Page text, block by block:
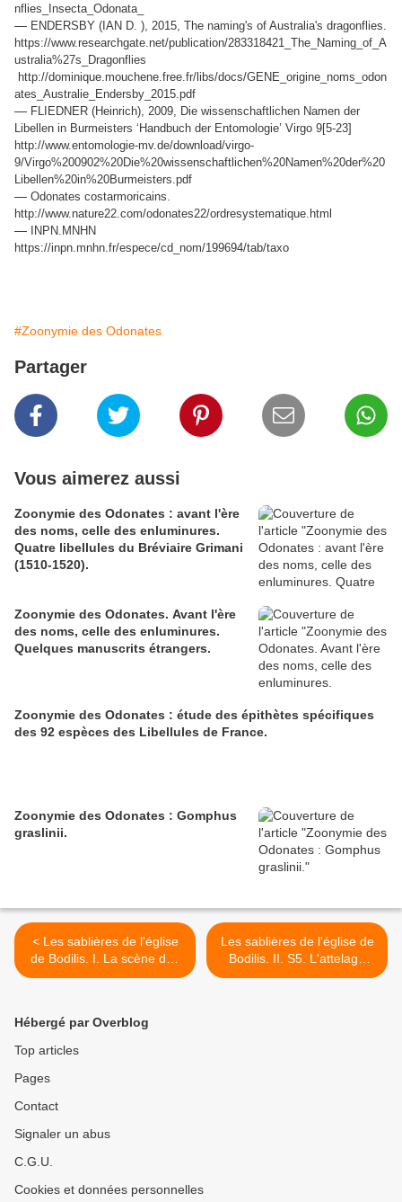
nflies_Insecta_Odonata_
— ENDERSBY (IAN D. ), 2015, The naming's of Australia's dragonflies.
https://www.researchgate.net/publication/283318421_The_Naming_of_A
ustralia%27s_Dragonflies
http://dominique.mouchene.free.fr/libs/docs/GENE_origine_noms_odon
ates_Australie_Endersby_2015.pdf
— FLIEDNER (Heinrich), 2009, Die wissenschaftlichen Namen der
Libellen in Burmeisters ‘Handbuch der Entomologie’ Virgo 9[5-23]
http://www.entomologie-mv.de/download/virgo-
9/Virgo%200902%20Die%20wissenschaftlichen%20Namen%20der%20
Libellen%20in%20Burmeisters.pdf
— Odonates costarmoricains.
http://www.nature22.com/odonates22/ordresystematique.html
—
INPN.MNHN
https://inpn.mnhn.fr/espece/cd_nom/199694/tab/taxo
#Zoonymie des Odonates
Partager
Vous aimerez aussi
Zoonymie des Odonates : avant l'ère
des noms, celle des enluminures.
Quatre libellules du Bréviaire Grimani
(1510-1520).
Zoonymie des Odonates. Avant l'ère
des noms, celle des enluminures.
Quelques manuscrits étrangers.
Zoonymie des Odonates : étude des épithètes spécifiques
des 92 espèces des Libellules de France.
Zoonymie des Odonates : Gomphus
graslinii.
< Les sablières de l'église
de Bodilis. I. La scène des
semailles et du labour.
Les sablières de l'église de
Bodilis. II. S5. L'attelage
fantastique du coté sud. >
Hébergé par Overblog
Top articles
Pages
Contact
Signaler un abus
C.G.U.
Cookies et données personnelles